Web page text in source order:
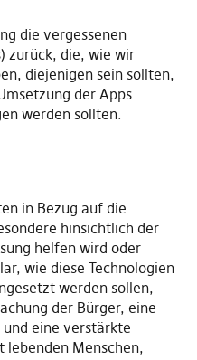
die vergessenen
zurück, die, wie wir
diejenigen sein sollten,
der Apps
werden sollten.
in Bezug auf die
hinsichtlich der
helfen wird oder
wie diese Technologien
werden sollen,
der Bürger, eine
eine verstärkte
Menschen,